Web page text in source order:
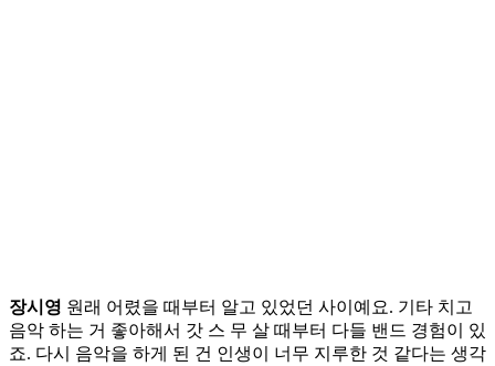
장시영 원래 어렸을 때부터 알고 있었던 사이예요. 기타 치고
음악 하는 거 좋아해서 갓 스 무 살 때부터 다들 밴드 경험이 있
죠. 다시 음악을 하게 된 건 인생이 너무 지루한 것 같다는 생각